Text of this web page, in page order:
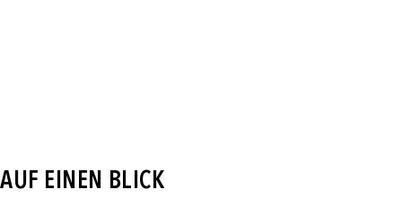
AUF EINEN BLICK